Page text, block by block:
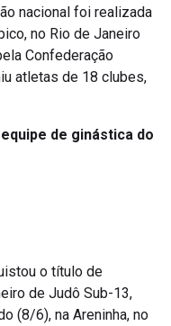
nacional foi realizada
no Rio de Janeiro
Confederação
atletas de 18 clubes,
de ginástica do
o título de
de Judô Sub-13,
(8/6), na Areninha, no